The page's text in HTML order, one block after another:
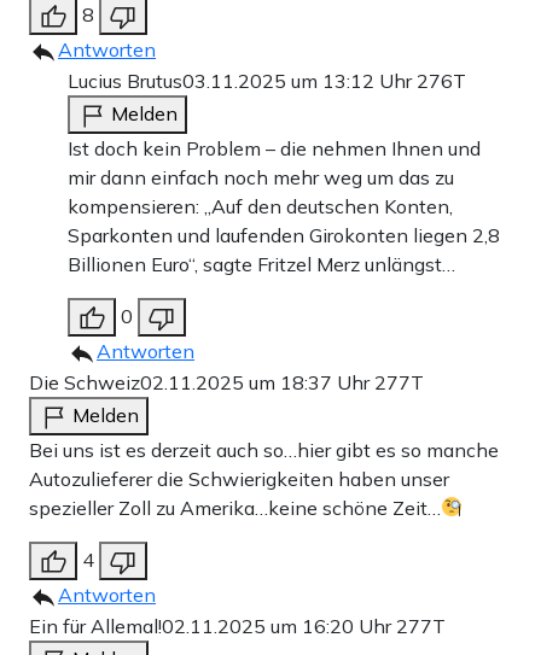
8
Antworten
Lucius Brutus03.11.2025 um 13:12 Uhr 276T
Melden
Ist doch kein Problem – die nehmen Ihnen und
mir dann einfach noch mehr weg um das zu
kompensieren: „Auf den deutschen Konten,
Sparkonten und laufenden Girokonten liegen 2,8
Billionen Euro“, sagte Fritzel Merz unlängst…
0
Antworten
Die Schweiz02.11.2025 um 18:37 Uhr 277T
Melden
Bei uns ist es derzeit auch so…hier gibt es so manche
Autozulieferer die Schwierigkeiten haben unser
spezieller Zoll zu Amerika…keine schöne Zeit…
4
Antworten
Ein für Allemal!02.11.2025 um 16:20 Uhr 277T